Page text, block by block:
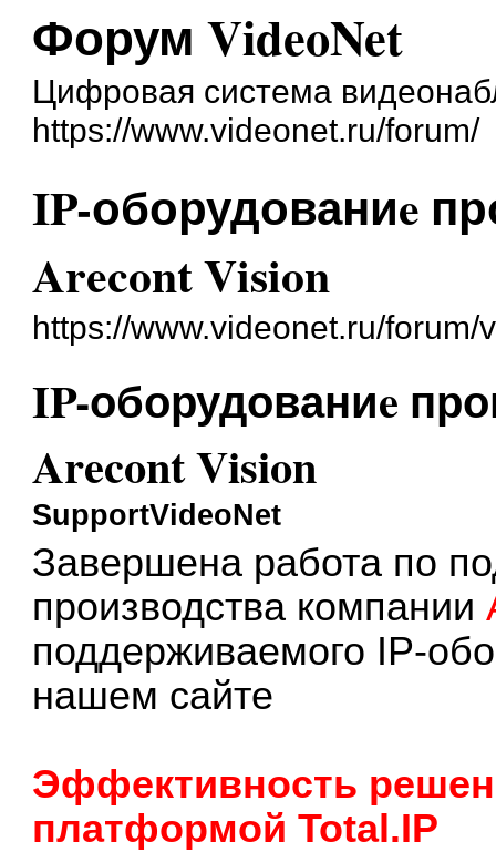
Форум VideoNet
Цифровая система
https://www.videonet.ru/forum/
IP-оборудованиe
Arecont Vision
https://www.videonet.ru/
IP-оборудованиe
Arecont Vision
SupportVideoNet
Завершена работа по
производства компании
поддерживаемого IP-
нашем сайте
Эффективность
платформой Total.IP